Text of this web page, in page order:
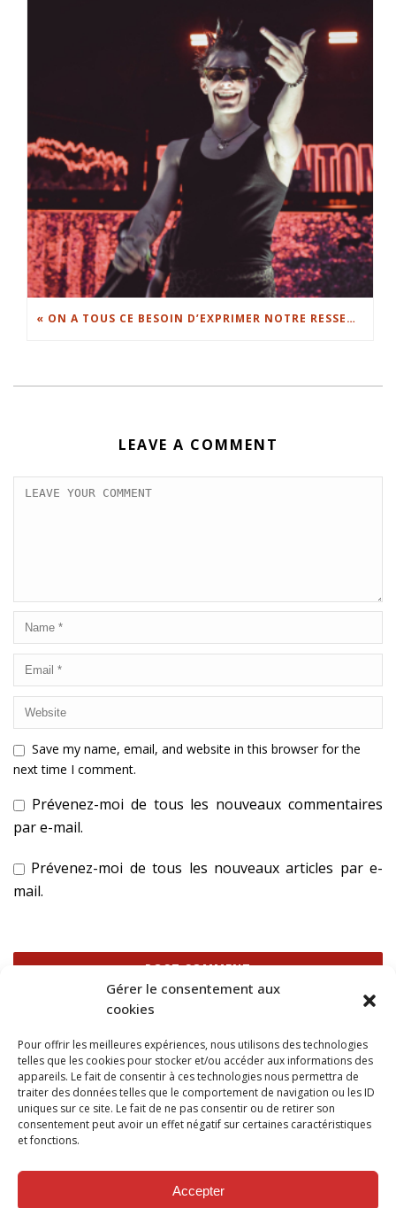
Gérer le consentement aux
cookies
Pour offrir les meilleures expériences, nous utilisons des technologies
telles que les cookies pour stocker et/ou accéder aux informations des
appareils. Le fait de consentir à ces technologies nous permettra de
traiter des données telles que le comportement de navigation ou les ID
uniques sur ce site. Le fait de ne pas consentir ou de retirer son
consentement peut avoir un effet négatif sur certaines caractéristiques
et fonctions.
Accepter
« ON A TOUS CE BESOIN D’EXPRIMER NOTRE RESSENTI SUR LE MONDE » : TRAIN FANTÔME
LEAVE A COMMENT
Save my name, email, and website in this browser for the
next time I comment.
Prévenez-moi de tous les nouveaux commentaires
par e-mail.
Prévenez-moi de tous les nouveaux articles par e-
mail.
savoir plus sur la façon dont les données de vos
commentaires sont traitées.